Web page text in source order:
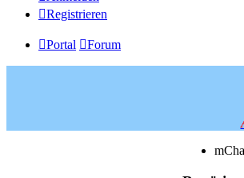
Registrieren
Portal Forum